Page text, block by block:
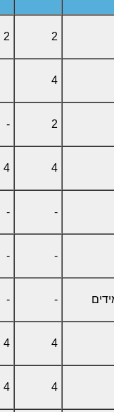
2
2
4
2
-
4
4
-
-
-
-
-
-
4
4
4
4